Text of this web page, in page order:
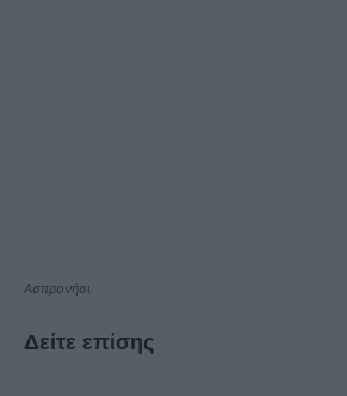
Ασπρονήσι
Δείτε επίσης